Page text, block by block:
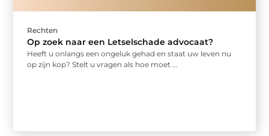
Rechten
Op zoek naar een Letselschade advocaat?
Heeft u onlangs een ongeluk gehad en staat uw leven nu
op zijn kop? Stelt u vragen als hoe moet ...